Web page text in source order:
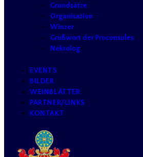
Grundsätze
Organisation
Winzer
Grußwort der Proconsules
Nekrolog
EVENTS
BILDER
WEINBLÄTTER
PARTNER/LINKS
KONTAKT